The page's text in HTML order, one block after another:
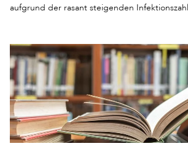
aufgrund der rasant steigenden